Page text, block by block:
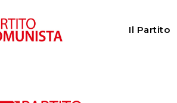
Il Partito
Home Calendario
Calendario